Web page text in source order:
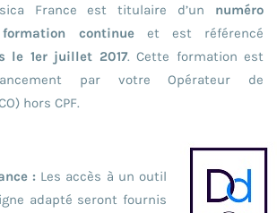
France est titulaire d’un numéro
continueet est référencé
le 1er juillet 2017. Cette formation est
par votre Opérateur de
hors CPF.
:Les accès à un outil
adapté seront fournis